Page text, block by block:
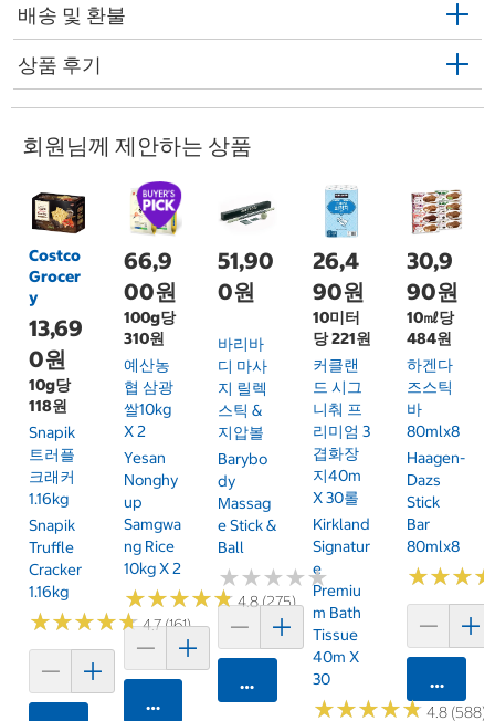
배송 및 환불
상품 후기
회원님께 제안하는 상품
Costco
Grocer
y
13,69
0원
10g당
118원
Snapik
트러플
크래커
1.16kg
Snapik
Truffle
Cracker
1.16kg
★★★★★
★★★★★4.7 (161)
66,9
00원
100g당
310원
예산농
협 삼광
쌀10kg
X 2
Yesan
Nonghy
Up
Samgwa
Ng Rice
10kg X 2
★★★★★
★★★★★4.8 (275)
카트에 담기
51,90
0원
바리바
디 마사
지 릴렉
스틱 &
지압볼
Barybo
Dy
Massag
E Stick &
Ball
★★★★★
★★★★★
카트에 담기
26,4
90원
10미터
당 221원
커클랜
드 시그
니춰 프
리미엄 3
겹화장
지40m
X 30롤
Kirkland
Signatur
E
Premiu
M Bath
Tissue
40m X
30
★★★★★
★★★★★4.8 (588)
30,9
90원
10㎖당
484원
하겐다
즈스틱
바
80mlx8
Haagen-
Dazs
Stick
Bar
80mlx8
★★★
★★★
카트에